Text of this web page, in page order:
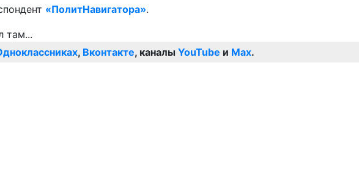
«ПолитНавигатора».
, Вконтакте, каналы YouTube и Max.